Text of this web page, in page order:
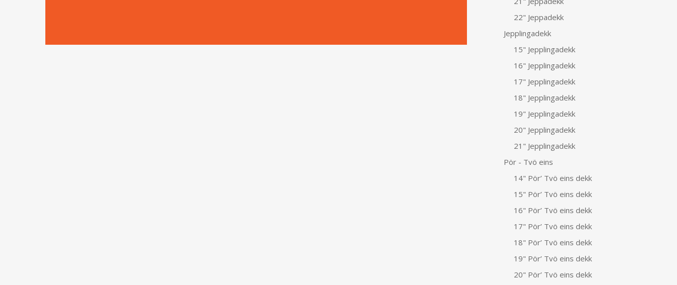
22" Jeppadekk
Jepplingadekk
15" Jepplingadekk
16" Jepplingadekk
17" Jepplingadekk
18" Jepplingadekk
19" Jepplingadekk
20" Jepplingadekk
21" Jepplingadekk
Pör - Tvö eins
14" Pör’ Tvö eins dekk
15" Pör’ Tvö eins dekk
16" Pör’ Tvö eins dekk
17" Pör’ Tvö eins dekk
18" Pör’ Tvö eins dekk
19" Pör’ Tvö eins dekk
20" Pör’ Tvö eins dekk